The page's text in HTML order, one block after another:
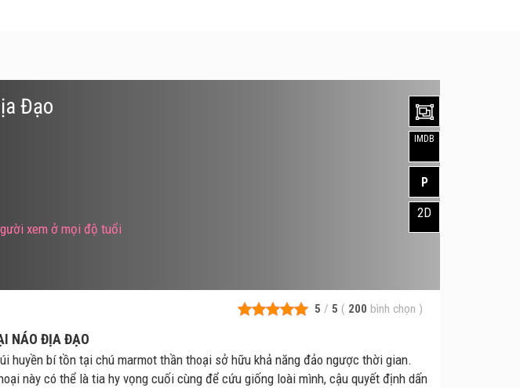
5 / 5 ( 200 bình chọn )
NÁO ĐỊA ĐẠO
huyền bí tồn tại chú marmot thần thoại sở hữu khả năng đảo ngược thời gian.
này có thể là tia hy vọng cuối cùng để cứu giống loài mình, cậu quyết định dấn
Đạo
xem ở mọi độ tuổi
IMDB
P
2D